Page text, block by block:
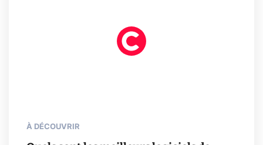
À DÉCOUVRIR